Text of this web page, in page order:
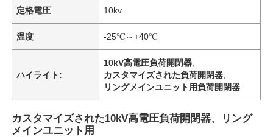
定格電圧 10kv
温度 -25℃～+40℃
ハイライト:
10kV高電圧負荷開閉器
カスタマイズされた負荷開閉器
リングメインユニット用負荷開閉器
カスタマイズされた10kV高電圧負荷開閉器、リング
メインユニット用